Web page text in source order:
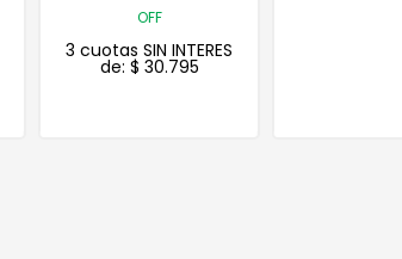
3 cuotas SIN INTERES
30.795